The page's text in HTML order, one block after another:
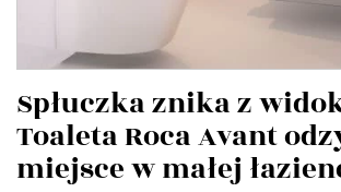
Spłuczka znika z
Toaleta Roca Avant
miejsce w małej